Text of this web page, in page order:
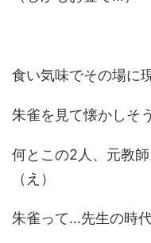
食い気味でその場に
朱雀を見て懐かしそ
何とこの2人、元教
（え）
朱雀って…先生の時